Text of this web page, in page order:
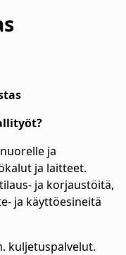
ja
ja laitteet.
ja korjaustöitä,
ja käyttöesineitä
kuljetuspalvelut.